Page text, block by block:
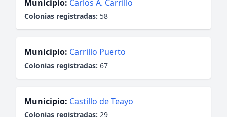
Municipio: Carlos A. Carrillo
Colonias registradas: 58
Municipio: Carrillo Puerto
Colonias registradas: 67
Municipio: Castillo de Teayo
Colonias registradas: 29